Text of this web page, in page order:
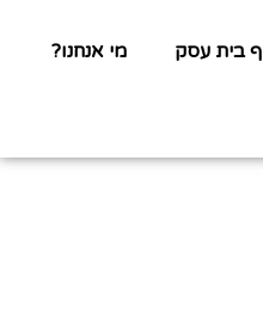
בית עסק מי אנחנו?